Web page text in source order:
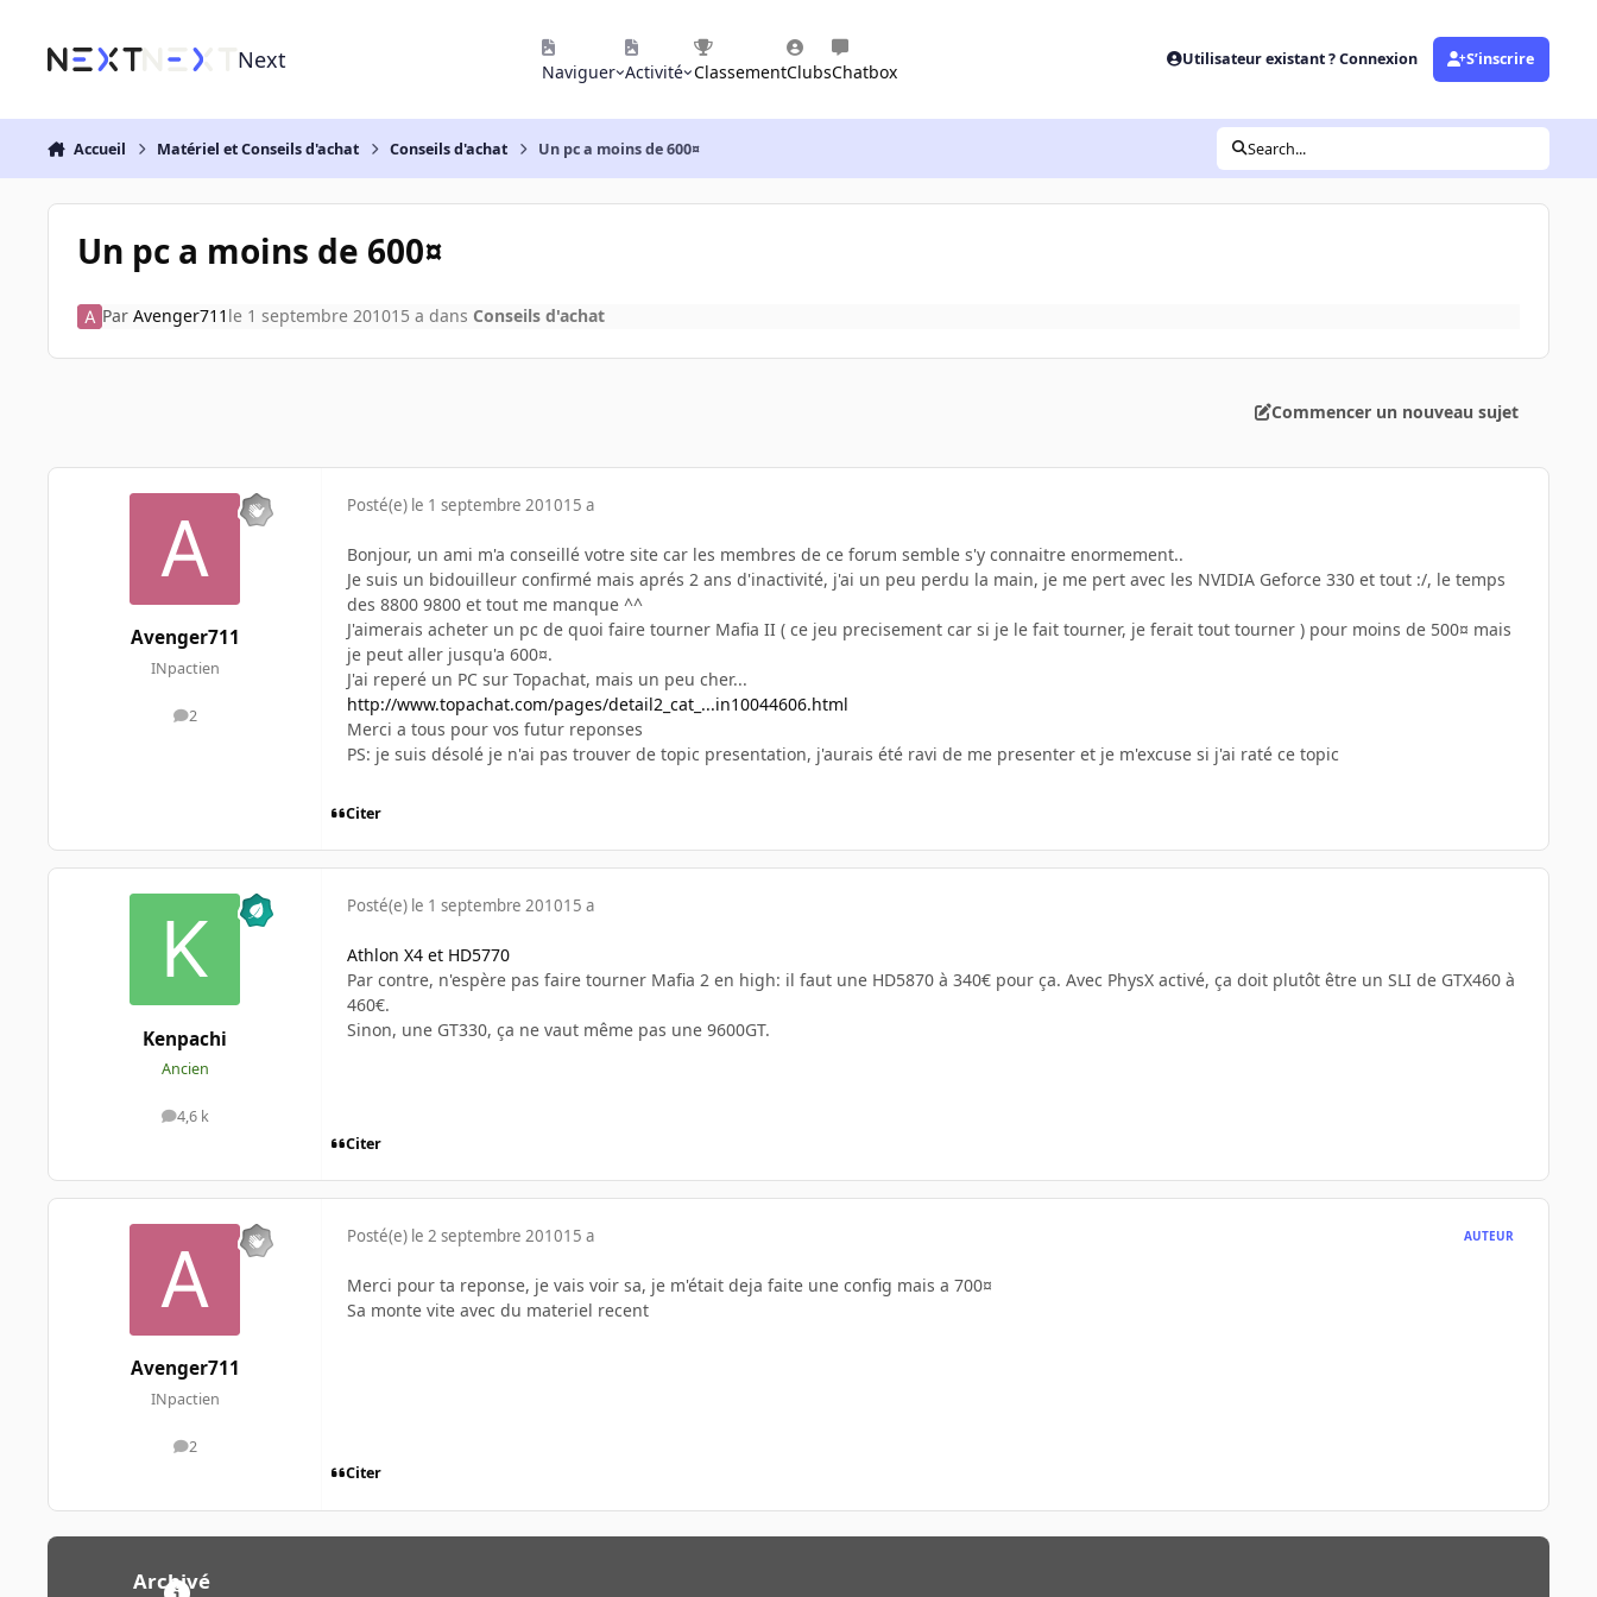
Next Naviguer Activité ClassementClubsChatbox
Utilisateur existant ? Connexion S’inscrire
Accueil Matériel et Conseils d'achat Conseils d'achat Un pc a moins de 600¤ Search...
Un pc a moins de 600¤
Par Avenger711 le 1 septembre 201015 a dans Conseils d'achat
Commencer un nouveau sujet
Avenger711
INpactien
2
messages
Posté(e) le 1 septembre 201015 a
Bonjour, un ami m'a conseillé votre site car les membres de ce forum semble s'y connaitre enormement..
Je suis un bidouilleur confirmé mais aprés 2 ans d'inactivité, j'ai un peu perdu la main, je me pert avec les NVIDIA Geforce 330 et tout :/, le temps
des 8800 9800 et tout me manque ^^
J'aimerais acheter un pc de quoi faire tourner Mafia II ( ce jeu precisement car si je le fait tourner, je ferait tout tourner ) pour moins de 500¤ mais
je peut aller jusqu'a 600¤.
J'ai reperé un PC sur Topachat, mais un peu cher...
http://www.topachat.com/pages/detail2_cat_...in10044606.html
Merci a tous pour vos futur reponses
PS: je suis désolé je n'ai pas trouver de topic presentation, j'aurais été ravi de me presenter et je m'excuse si j'ai raté ce topic
Citer
Kenpachi
Ancien
4,6 k
messages
Posté(e) le 1 septembre 201015 a
Athlon X4 et HD5770
Par contre, n'espère pas faire tourner Mafia 2 en high: il faut une HD5870 à 340€ pour ça. Avec PhysX activé, ça doit plutôt être un SLI de GTX460 à
460€.
Sinon, une GT330, ça ne vaut même pas une 9600GT.
Citer
Avenger711
INpactien
2
messages
Posté(e) le 2 septembre 201015 a AUTEUR
Merci pour ta reponse, je vais voir sa, je m'était deja faite une config mais a 700¤
Sa monte vite avec du materiel recent
Citer
Archivé